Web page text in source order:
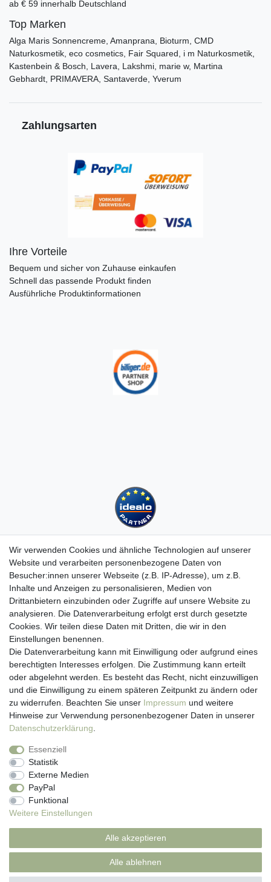
ab € 59 innerhalb Deutschland
Top Marken
Alga Maris Sonnencreme, Amanprana, Bioturm, CMD
Naturkosmetik, eco cosmetics, Fair Squared, i m Naturkosmetik,
Kastenbein & Bosch, Lavera, Lakshmi, marie w, Martina
Gebhardt, PRIMAVERA, Santaverde, Yverum
Zahlungsarten
Ihre Vorteile
Bequem und sicher von Zuhause einkaufen
Schnell das passende Produkt finden
Ausführliche Produktinformationen
Kundenservice
Hotline: 07452 - 847 162 0
Kontakt
Anmelden
Registrieren
Newsletter
Versand & Lieferung
Zahlungsarten
viasalutis
Mehr zu viasalutis
Beratungscenter Haut
News
Beliebte Produkte (Top 20)
Wir verwenden Cookies und ähnliche Technologien auf unserer
Website und verarbeiten personenbezogene Daten von
Besucher:innen unserer Webseite (z.B. IP-Adresse), um z.B.
Inhalte und Anzeigen zu personalisieren, Medien von
Drittanbietern einzubinden oder Zugriffe auf unsere Website zu
analysieren. Die Datenverarbeitung erfolgt erst durch gesetzte
Cookies. Wir teilen diese Daten mit Dritten, die wir in den
Einstellungen benennen.
Die Datenverarbeitung kann mit Einwilligung oder aufgrund eines
berechtigten Interesses erfolgen. Die Zustimmung kann erteilt
oder abgelehnt werden. Es besteht das Recht, nicht einzuwilligen
und die Einwilligung zu einem späteren Zeitpunkt zu ändern oder
zu widerrufen. Beachten Sie unser Impressum und weitere
Hinweise zur Verwendung personenbezogener Daten in unserer
Daten­schutz­erklärung
Essenziell
Statistik
Externe Medien
PayPal
Funktional
Weitere Einstellungen
Alle akzeptieren
Alle ablehnen
Impressum
Widerrufs­recht Kontakt